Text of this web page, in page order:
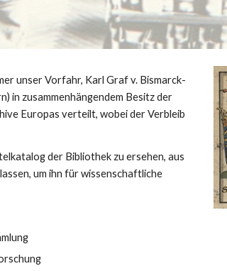
unser Vorfahr, Karl Graf v. Bismarck-
in zusammenhängendem Besitz der
Europas verteilt, wobei der Verbleib
der Bibliothek zu ersehen, aus
um ihn für wissenschaftliche